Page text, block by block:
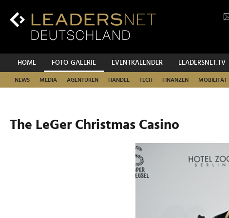
Inhalt
Hauptnavigation
HOME FOTO-GALERIE EVENTKALENDER LEADERSNET.TV
NEWS MEDIA AGENTUREN HANDEL TECH FINANZEN MOBILITÄT
The LeGer Christmas Casino